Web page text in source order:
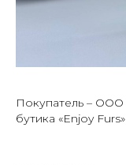
Покупатель –
бутика «Enjoy Furs»